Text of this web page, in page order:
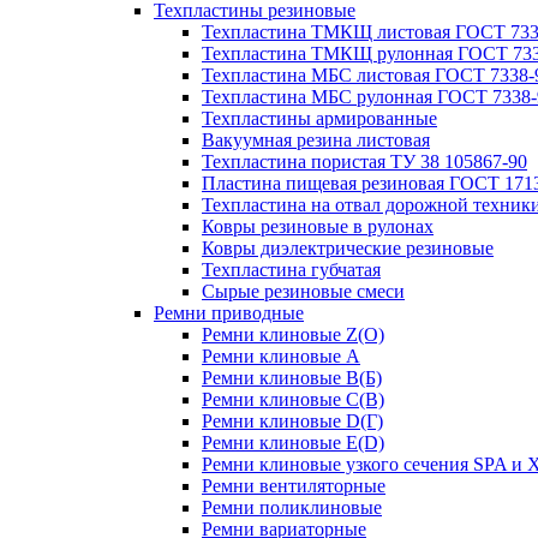
Техпластины резиновые
Техпластина ТМКЩ листовая ГОСТ
Техпластина ТМКЩ рулонная ГОСТ
Техпластина МБС листовая ГОСТ 7338-
Техпластина МБС рулонная ГОСТ
Техпластины армированные
Вакуумная резина листовая
Техпластина пористая ТУ 38 105867-90
Пластина пищевая резиновая ГОСТ
Техпластина на отвал дорожной
Ковры резиновые в рулонах
Ковры диэлектрические резиновые
Техпластина губчатая
Сырые резиновые смеси
Ремни приводные
Ремни клиновые Z(О)
Ремни клиновые A
Ремни клиновые B(Б)
Ремни клиновые C(В)
Ремни клиновые D(Г)
Ремни клиновые Е(D)
Ремни клиновые узкого сечения SPA и
Ремни вентиляторные
Ремни поликлиновые
Ремни вариаторные